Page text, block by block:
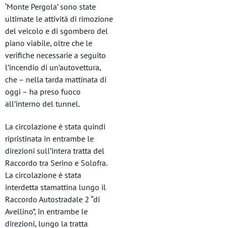
‘Monte Pergola’ sono state
ultimate le attività di rimozione
del veicolo e di sgombero del
piano viabile, oltre che le
verifiche necessarie a seguito
l’incendio di un’autovettura,
che – nella tarda mattinata di
oggi – ha preso fuoco
all’interno del tunnel.
La circolazione è stata quindi
ripristinata in entrambe le
direzioni sull’intera tratta del
Raccordo tra Serino e Solofra.
La circolazione è stata
interdetta stamattina lungo il
Raccordo Autostradale 2 “di
Avellino”, in entrambe le
direzioni, lungo la tratta